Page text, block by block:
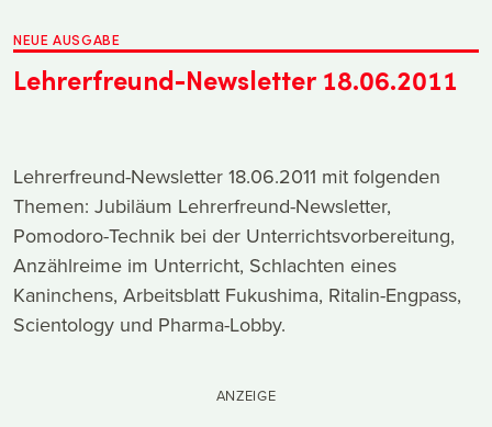
NEUE AUSGABE
Lehrerfreund-Newsletter 18.06.2011
Lehrerfreund-Newsletter 18.06.2011 mit folgenden
Themen: Jubiläum Lehrerfreund-Newsletter,
Pomodoro-Technik bei der Unterrichtsvorbereitung,
Anzählreime im Unterricht, Schlachten eines
Kaninchens, Arbeitsblatt Fukushima, Ritalin-Engpass,
Scientology und Pharma-Lobby.
ANZEIGE